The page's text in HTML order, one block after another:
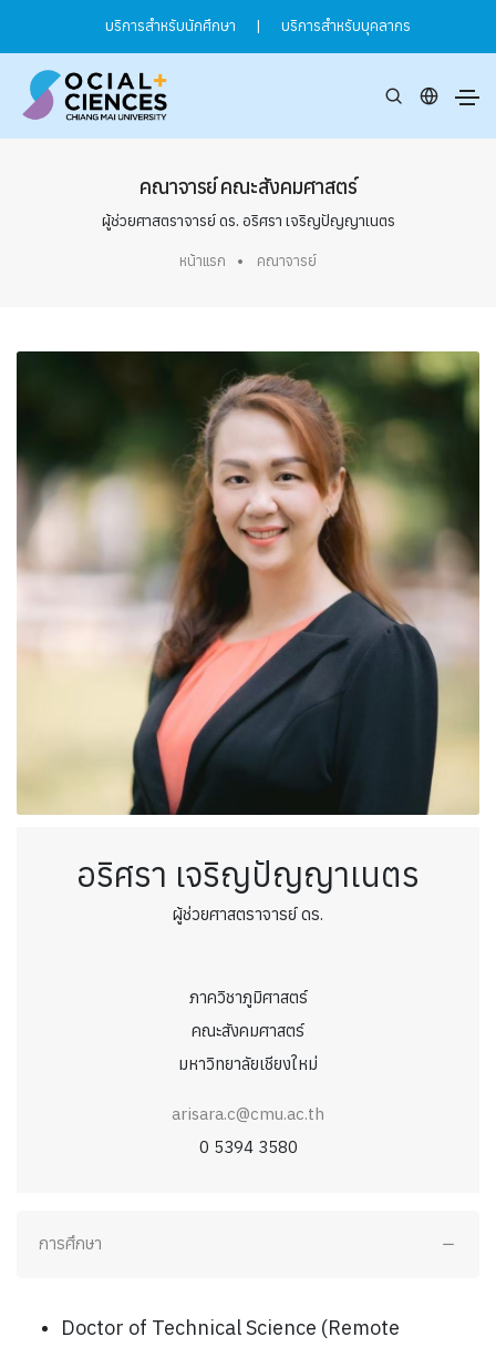
บริการสำหรับนักศึกษา | บริการสำหรับบุคลากร
คณาจารย์ คณะสังคมศาสตร์
ผู้ช่วยศาสตราจารย์ ดร. อริศรา เจริญปัญญาเนตร
หน้าแรก คณาจารย์
อริศรา เจริญปัญญาเนตร
ผู้ช่วยศาสตราจารย์ ดร.
ภาควิชาภูมิศาสตร์
คณะสังคมศาสตร์
มหาวิทยาลัยเชียงใหม่
arisara.c@cmu.ac.th
0 5394 3580
การศึกษา
Doctor of Technical Science (Remote